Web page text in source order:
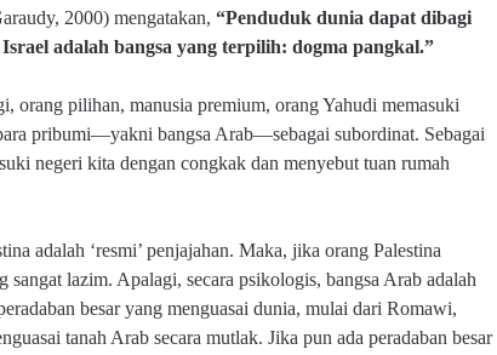
2000) mengatakan, “Penduduk dunia dapat dibagi
adalah bangsa yang terpilih: dogma pangkal.”
orang pilihan, manusia premium, orang Yahudi memasuki
pribumi—yakni bangsa Arab—sebagai subordinat. Sebagai
negeri kita dengan congkak dan menyebut tuan rumah
adalah ‘resmi’ penjajahan. Maka, jika orang Palestina
lazim. Apalagi, secara psikologis, bangsa Arab adalah
besar yang menguasai dunia, mulai dari Romawi,
tanah Arab secara mutlak. Jika pun ada peradaban besar